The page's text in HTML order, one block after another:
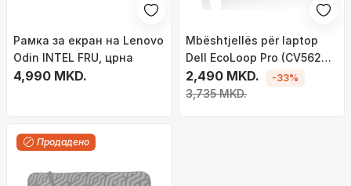
Рамка за екран на Lenovo
Odin INTEL FRU, црна
4,990 MKD.
Mbështjellës për laptop
Dell EcoLoop Pro (CV5623),
16", i zi
2,490 MKD.
3,735 MKD.
-33%
Продадено